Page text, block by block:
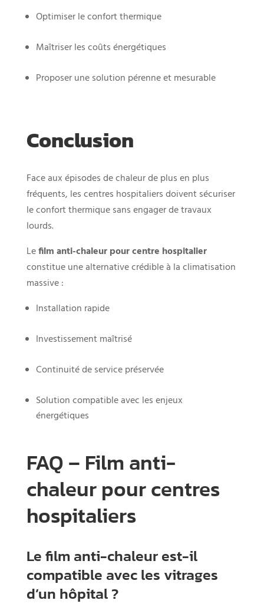
Optimiser le confort thermique
Maîtriser les coûts énergétiques
Proposer une solution pérenne et mesurable
Conclusion
Face aux épisodes de chaleur de plus en plus
fréquents, les centres hospitaliers doivent sécuriser
le confort thermique sans engager de travaux
lourds.
Lefilm anti-chaleur pour centre hospitalier
constitue une alternative crédible à la climatisation
massive :
Installation rapide
Investissement maîtrisé
Continuité de service préservée
Solution compatible avec les enjeux
énergétiques
FAQ – Filmanti-
chaleurpourcentres
hospitaliers
Lefilmanti-chaleurest-il
compatible avecles vitrages
d’un hôpital ?